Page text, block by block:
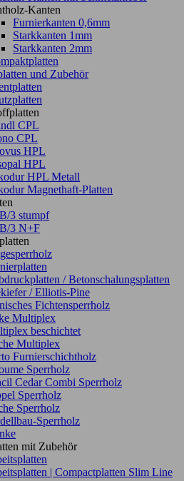
Kanten
Furnierkanten 0,6mm
Starkkanten 1mm
Starkkanten 2mm
und Zubehör
CPL
CPL
HPL
HPL
HPL Metall
Magnethaft-Platten
3 stumpf
3 N+F
/ Betonschalungsplatten
/ Elliotis-Pine
Fichtensperrholz
Multiplex
beschichtet
Multiplex
Furnierschichtholz
Sperrholz
Cedar Combi Sperrholz
Sperrholz
Sperrholz
Sperrholz
mit Zubehör
| Compactplatten Slim Line